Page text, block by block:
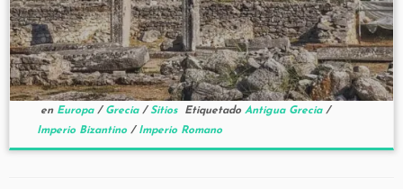
en Europa / Grecia / Sitios Etiquetado Antigua Grecia /
Imperio Bizantino / Imperio Romano